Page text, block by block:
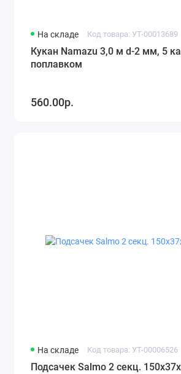
На складе Код товара: УТ-00013689
Кукан Namazu 3,0 м d-2 мм, 5
поплавком
560.00р.
На складе Код товара: УТ-00006526
Подсачек Salmo 2 секц.